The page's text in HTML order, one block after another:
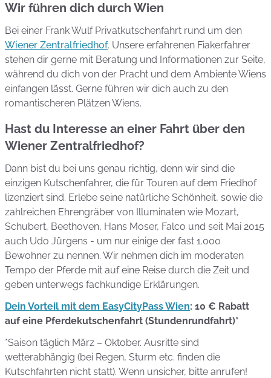
Wir führen dich durch Wien
Bei einer Frank Wulf Privatkutschenfahrt rund um den
Wiener Zentralfriedhof. Unsere erfahrenen Fiakerfahrer
stehen dir gerne mit Beratung und Informationen zur Seite,
während du dich von der Pracht und dem Ambiente Wiens
einfangen lässt. Gerne führen wir dich auch zu den
romantischeren Plätzen Wiens.
Hast du Interesse an einer Fahrt über den
Wiener Zentralfriedhof?
Dann bist du bei uns genau richtig, denn wir sind die
einzigen Kutschenfahrer, die für Touren auf dem Friedhof
lizenziert sind. Erlebe seine natürliche Schönheit, sowie die
zahlreichen Ehrengräber von Illuminaten wie Mozart,
Schubert, Beethoven, Hans Moser, Falco und seit Mai 2015
auch Udo Jürgens - um nur einige der fast 1.000
Bewohner zu nennen. Wir nehmen dich im moderaten
Tempo der Pferde mit auf eine Reise durch die Zeit und
geben unterwegs fachkundige Erklärungen.
Dein Vorteil mit dem EasyCityPass Wien: 10 € Rabatt
auf eine Pferdekutschenfahrt (Stundenrundfahrt)*
*Saison täglich März – Oktober. Ausritte sind
wetterabhängig (bei Regen, Sturm etc. finden die
Kutschfahrten nicht statt). Wenn unsicher, bitte anrufen!